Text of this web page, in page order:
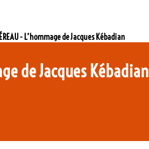
- L’hommage de Jacques Kébadian
de Jacques Kébadian